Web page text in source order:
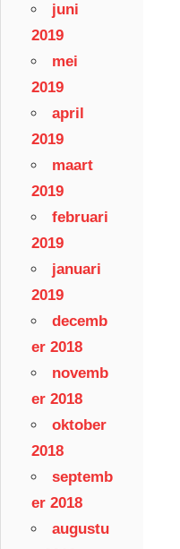
juni
2019
mei
2019
april
2019
maart
2019
februari
2019
januari
2019
decemb
er 2018
novemb
er 2018
oktober
2018
septemb
er 2018
augustu